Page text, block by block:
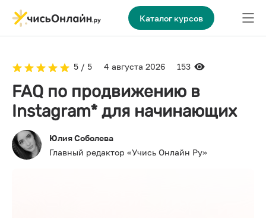
Каталог курсов
5 / 5 4 августа 2026 153
FAQ по продвижению в
Instagram* для начинающих
Юлия Соболева
Главный редактор «Учись Онлайн Ру»